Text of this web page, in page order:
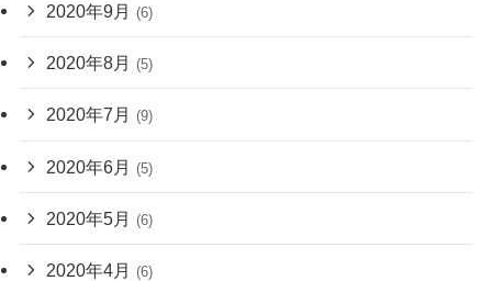
2020年9月 (6)
2020年8月 (5)
2020年7月 (9)
2020年6月 (5)
2020年5月 (6)
2020年4月 (6)